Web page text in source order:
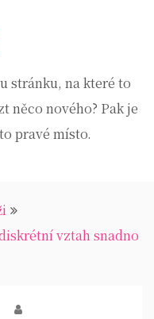
stránku, na které to
něco nového? Pak je
pravé místo.
vztah snadno